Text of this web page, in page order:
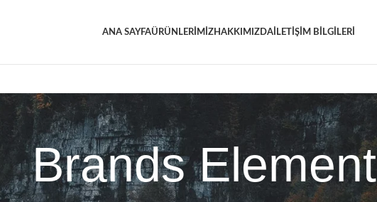
ANA SAYFAÜRÜNLERİMİZHAKKIMIZDA İLETİŞİM BİLGİLERİ
Brands Element